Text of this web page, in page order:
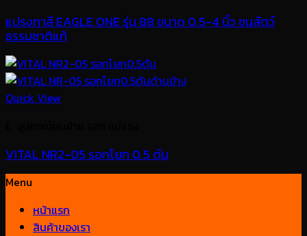
แปรงทาสี EAGLE ONE รุ่น 88 ขนาด 0.5-4 นิ้ว ขนสัตว์
ธรรมชาติแท้
Quick View
VITAL NR2-05 รอกโยก 0.5 ตัน
Menu
หน้าแรก
สินค้าของเรา